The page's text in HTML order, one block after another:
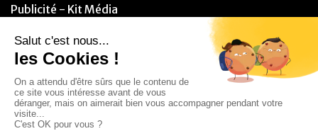
Publicité - Kit Média
PARTENAIRES